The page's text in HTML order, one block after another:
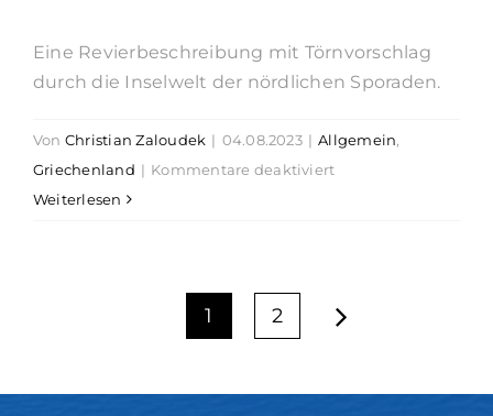
Eine Revierbeschreibung mit Törnvorschlag
durch die Inselwelt der nördlichen Sporaden.
Von Christian Zaloudek | 04.08.2023 | Allgemein,
Griechenland | Kommentare deaktiviertfür
Weiterlesen
1 2